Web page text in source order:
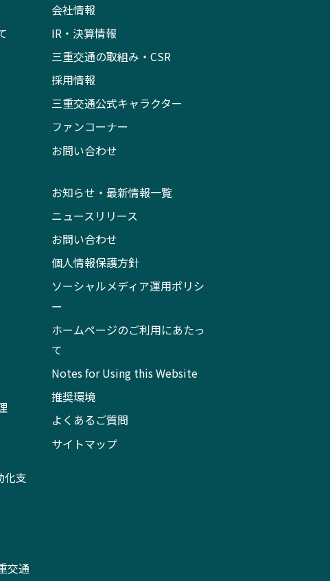
化支
交通
会社情報
IR・決算情報
三重交通の取組み・CSR
採用情報
三重交通公式キャラクター
ファンコーナー
お問い合わせ
お知らせ・最新情報一覧
ニュースリリース
お問い合わせ
個人情報保護方針
ソーシャルメディア運用ポリシ
ー
ホームページのご利用にあたっ
て
Notes for Using this Website
推奨環境
よくあるご質問
サイトマップ